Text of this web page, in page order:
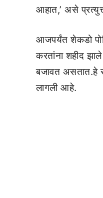
आहात,’ असे
आजपर्यंत शेकडो
करतांना शहीद
बजावत असतात.हे
लागली आहे.